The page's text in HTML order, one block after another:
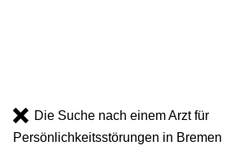
Die Suche nach einem Arzt für
Persönlichkeitsstörungen in